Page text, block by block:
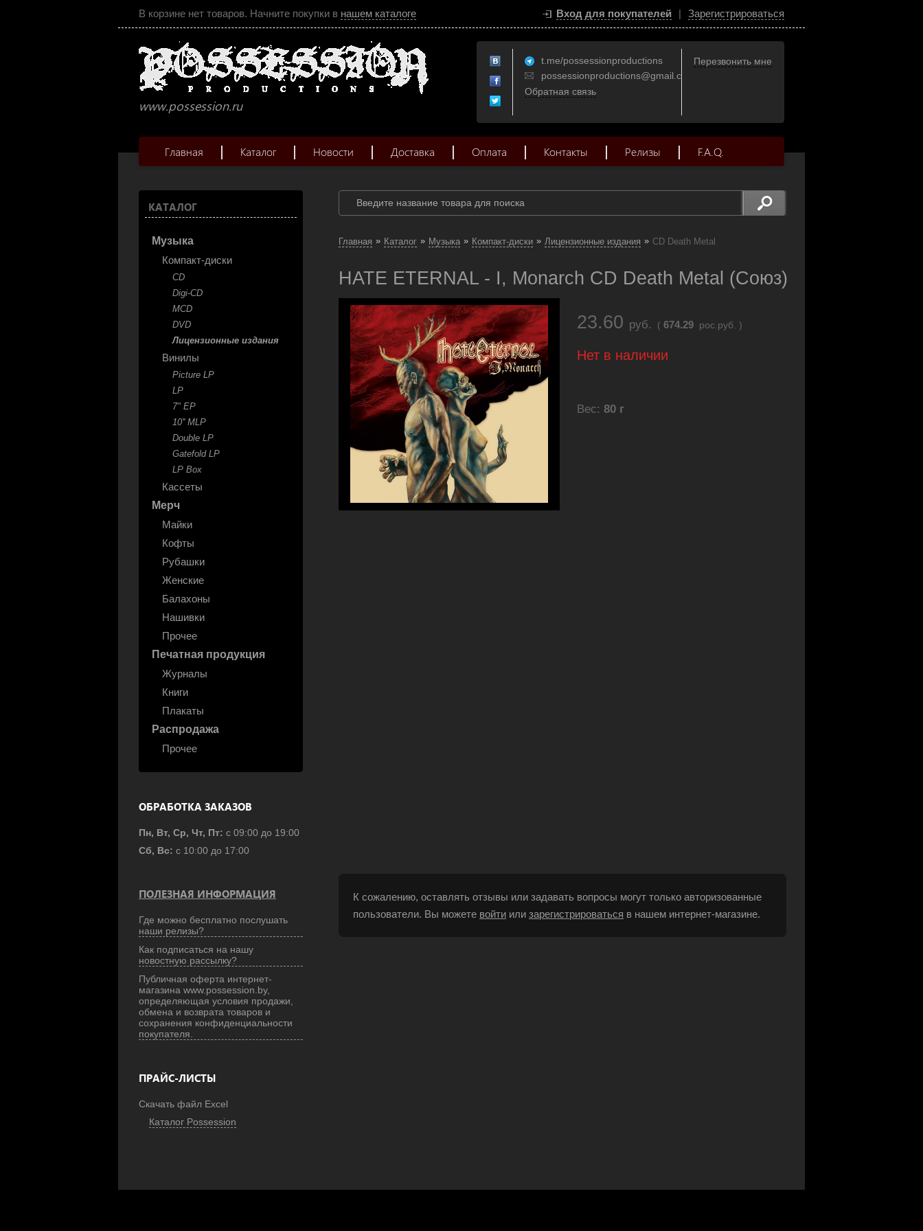
В корзине нет товаров. Начните покупки в нашем каталоге Вход для покупателей | Зарегистрироваться
www.possession.ru
t.me/possessionproductions
possessionproductions@gmail.com
Обратная связь
Перезвонить мне
Главная Каталог Новости Доставка Оплата Контакты Релизы F.A.Q.
КАТАЛОГ
Музыка
Компакт-диски
CD
Digi-CD
MCD
DVD
Лицензионные издания
Винилы
Picture LP
LP
7" EP
10'' MLP
Double LP
Gatefold LP
LP Box
Кассеты
Мерч
Майки
Кофты
Рубашки
Женские
Балахоны
Нашивки
Прочее
Печатная продукция
Журналы
Книги
Плакаты
Распродажа
Прочее
ОБРАБОТКА ЗАКАЗОВ
Пн, Вт, Ср, Чт, Пт: с 09:00 до 19:00
Сб, Вс: с 10:00 до 17:00
ПОЛЕЗНАЯ ИНФОРМАЦИЯ
Где можно бесплатно послушать
наши релизы?
Как подписаться на нашу
новостную рассылку?
Публичная оферта интернет-
магазина www.possession.by,
определяющая условия продажи,
обмена и возврата товаров и
сохранения конфиденциальности
покупателя.
ПРАЙС-ЛИСТЫ
Скачать файл Excel
Каталог Possession
Главная » Каталог » Музыка » Компакт-диски » Лицензионные издания » CD Death Metal
HATE ETERNAL - I, Monarch CD Death Metal (Союз)
23.60 руб. ( 674.29 рос.руб. )
Нет в наличии
Вес: 80 г
К сожалению, оставлять отзывы или задавать вопросы могут только авторизованные
пользователи. Вы можете войти или зарегистрироваться в нашем интернет-магазине.